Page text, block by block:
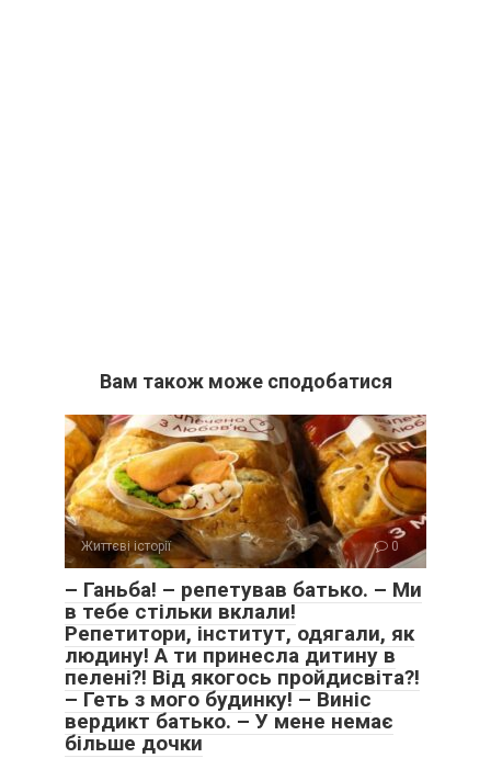
Вам також може сподобатися
Життєві історії 0
– Ганьба! – репетував батько. – Ми
в тебе стільки вклали!
Репетитори, інститут, одягали, як
людину! А ти принесла дитину в
пелені?! Від якогось пройдисвіта?!
– Геть з мого будинку! – Виніс
вердикт батько. – У мене немає
більше дочки